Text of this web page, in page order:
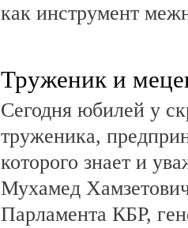
как инструмент
Труженик и
Сегодня юбилей у
труженика,
которого знает и
Мухамед
Парламента КБР,